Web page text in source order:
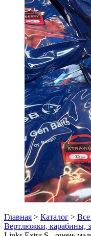
Главная > Каталог >
Вертлюжки, карабины,